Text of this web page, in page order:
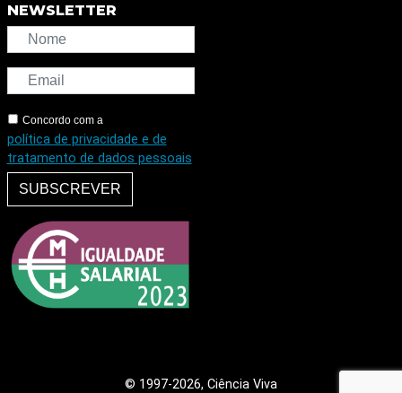
NEWSLETTER
Concordo com a
política de privacidade e de
tratamento de dados pessoais
SUBSCREVER
© 1997-2026, Ciência Viva